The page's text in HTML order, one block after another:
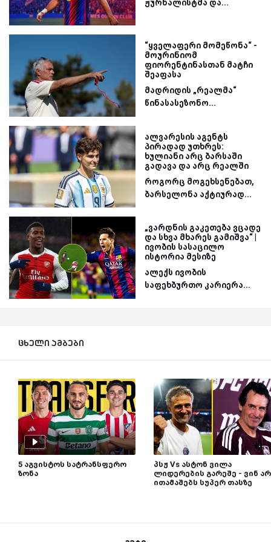
ჟურნალისტმა და...
“ყველაფერი მომეწონა“ -
მოურინიომ
ფიორენტინასთან მატჩი
შეაფასა
მადრიდის „რეალმა“
წინასასეზონო...
ალვარესის აგენტს
პირადად უთხრეს:
ხულიანი არც ბარსაში
გადავა და არც რეალში
როგორც მოგეხსენებათ,
ბარსელონა აქტიურად...
„ვარდნის გაკეთება ვცადე
და სხვა მხარეს გამიშვა“ |
ივობის სასაცილო
ისტორია მესიზე
ალექს ივობის
საფეხბურთო კარიერა...
ცხელი ამბები
5 აგვისტოს სატრანსფერო
ზონა
პსჟ Vs ასტონ ვილა
ლიდერების გარეშე - ვინ არ
ითამაშებს სუპერ თასზე